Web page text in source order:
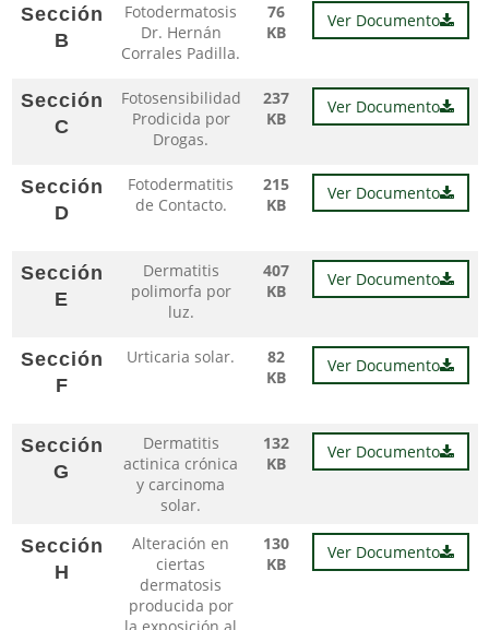
Sección
B
Fotodermatosis
Dr. Hernán
Corrales Padilla.
76
KB
Ver Documento
Sección
C
Fotosensibilidad
Prodicida por
Drogas.
237
KB
Ver Documento
Sección
D
Fotodermatitis
de Contacto.
215
KB
Ver Documento
Sección
E
Dermatitis
polimorfa por
luz.
407
KB
Ver Documento
Sección
F
Urticaria solar.
82
KB
Ver Documento
Sección
G
Dermatitis
actinica crónica
y carcinoma
solar.
132
KB
Ver Documento
Sección
H
Alteración en
ciertas
dermatosis
producida por
130
KB
Ver Documento